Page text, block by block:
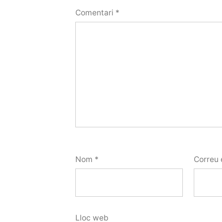
Comentari *
Nom * Correu
Lloc web